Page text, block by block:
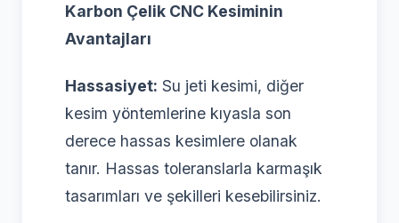
Karbon Çelik CNC Kesiminin
Avantajları
Hassasiyet: Su jeti kesimi, diğer
kesim yöntemlerine kıyasla son
derece hassas kesimlere olanak
tanır. Hassas toleranslarla karmaşık
tasarımları ve şekilleri kesebilirsiniz.